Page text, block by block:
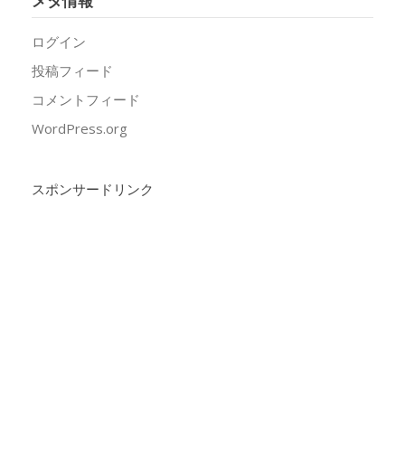
ログイン
投稿フィード
コメントフィード
WordPress.org
スポンサードリンク